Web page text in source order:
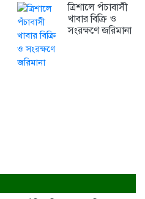
ত্রিশালে পঁচাবাসী
খাবার বিক্রি ও
সংরক্ষণে জরিমানা